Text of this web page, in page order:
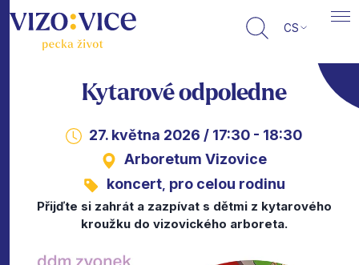
CS
Kytarové odpoledne
27. května 2026 / 17:30 - 18:30
Arboretum Vizovice
koncert, pro celou rodinu
Přijďte si zahrát a zazpívat s dětmi z kytarového
kroužku do vizovického arboreta.